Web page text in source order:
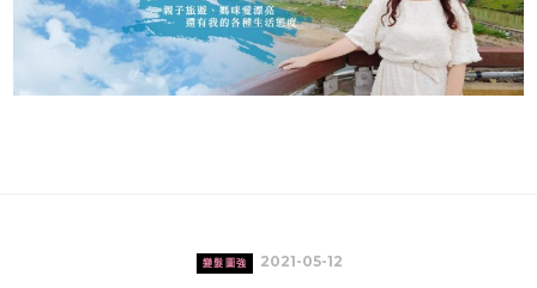
變髮圖強 2021-05-12